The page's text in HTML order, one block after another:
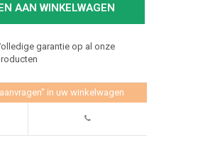
AAN WINKELWAGEN
garantie op al onze
in uw winkelwagen